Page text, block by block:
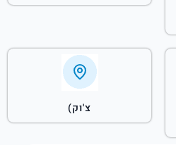
צ'וק)